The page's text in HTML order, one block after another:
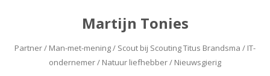
Martijn Tonies
Partner / Man-met-mening / Scout bij Scouting Titus Brandsma / IT-
ondernemer / Natuur liefhebber / Nieuwsgierig